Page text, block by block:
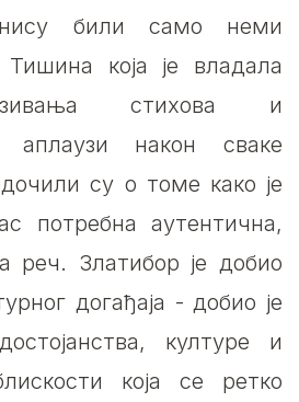
били само неми
која је владала
стихова и
аплаузи након сваке
су о томе како је
потребна аутентична,
реч. Златибор је добио
догађаја - добио је
културе и
која се ретко